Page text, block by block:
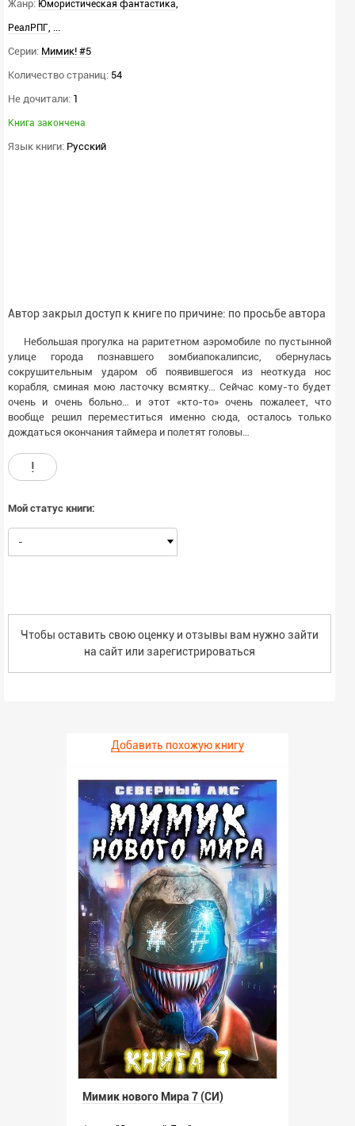
Жанр: Юмористическая фантастика,
РеалРПГ, ...
Серии: Мимик! #5
Количество страниц: 54
Не дочитали: 1
Книга закончена
Язык книги: Русский
Автор закрыл доступ к книге по причине: по просьбе автора
Небольшая прогулка на раритетном аэромобиле по пустынной
улице города познавшего зомбиапокалипсис, обернулась
сокрушительным ударом об появившегося из неоткуда нос
корабля, сминая мою ласточку всмятку… Сейчас кому-то будет
очень и очень больно… и этот «кто-то» очень пожалеет, что
вообще решил переместиться именно сюда, осталось только
дождаться окончания таймера и полетят головы…
!
Мой статус книги:
-
Чтобы оставить свою оценку и отзывы вам нужно зайти
на сайт или зарегистрироваться
Добавить похожую книгу
Мимик нового Мира 7 (СИ)